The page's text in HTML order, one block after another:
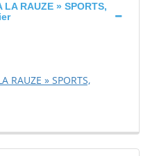
LA RAUZE » SPORTS,
RAUZE » SPORTS,